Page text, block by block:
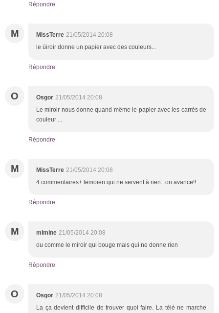
Répondre
M MissTerre 21/05/2014 20:08
le ùiroir donne un papier avec des couleurs...
Répondre
O Osgor 21/05/2014 20:08
Le miroir nous donne quand même le papier avec les carrés de
couleur ...
Répondre
M MissTerre 21/05/2014 20:08
4 commentaires+ lemoien qui ne servent à rien...on avance!!
Répondre
M mimine 21/05/2014 20:08
ou comme le miroir qui bouge mais qui ne donne rien
Répondre
O Osgor 21/05/2014 20:08
La ça devient difficile de trouver quoi faire. La télé ne marche